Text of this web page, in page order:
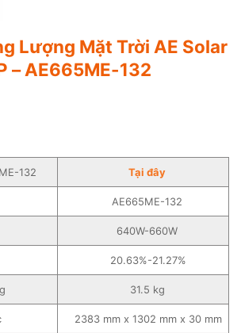
Lượng Mặt Trời AE Solar
– AE665ME-132
132 Tại đây
AE665ME-132
640W-660W
20.63%-21.27%
31.5 kg
2383 mm x 1302 mm x 30 mm